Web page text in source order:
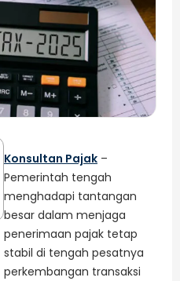
Konsultan Pajak –
Pemerintah tengah
menghadapi tantangan
besar dalam menjaga
penerimaan pajak tetap
stabil di tengah pesatnya
perkembangan transaksi